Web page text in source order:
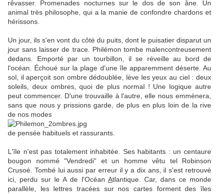
rêvasser. Promenades nocturnes sur le dos de son âne. Un
animal très philosophe, qui a la manie de confondre chardons et
hérissons.
Un jour, ils s'en vont du côté du puits, dont le puisatier disparut un
jour sans laisser de trace. Philémon tombe malencontreusement
dedans. Emporté par un tourbillon, il se réveille au bord de
l'océan. Échoué sur la plage d'une île apparemment déserte. Au
sol, il aperçoit son ombre dédoublée, lève les yeux au ciel : deux
soleils, deux ombres, quoi de plus normal ! Une logique autre
peut commencer. D'une trouvaille à l'autre, elle nous emmènera,
sans que nous y prissions garde, de plus en plus loin de la rive
de nos modes
de pensée habituels et rassurants.
L'île n'est pas totalement inhabitée. Ses habitants : un centaure
bougon nommé "Vendredi" et un homme vêtu tel Robinson
Crusoé. Tombé lui aussi par erreur il y a dix ans, il s'est retrouvé
ici, perdu sur le A de l'Océan Atlantique. Car, dans ce monde
parallèle, les lettres tracées sur nos cartes forment des îles